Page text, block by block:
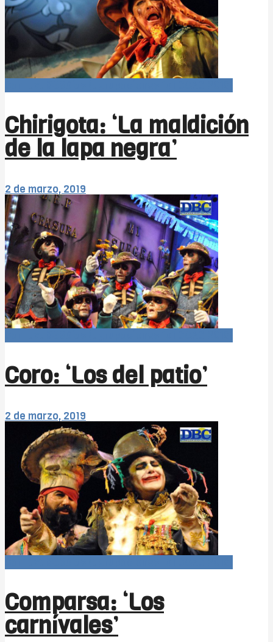
Chirigota: ‘La maldición
de la lapa negra’
2 de marzo, 2019
Coro: ‘Los del patio’
2 de marzo, 2019
Comparsa: ‘Los
carnívales’